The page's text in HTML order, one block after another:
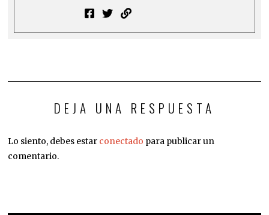
DEJA UNA RESPUESTA
Lo siento, debes estar conectado para publicar un
comentario.